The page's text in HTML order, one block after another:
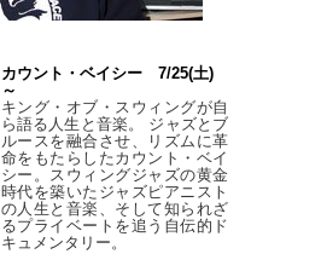
カウント・ベイシー 7/25(土)
～
キング・オブ・スウィングが自
ら語る人生と音楽。 ジャズとブ
ルースを融合させ、リズムに革
命をもたらしたカウント・ベイ
シー。スウィングジャズの黄金
時代を築いたジャズピアニスト
の人生と音楽、そして知られざ
るプライベートを追う自伝的ド
キュメンタリー。